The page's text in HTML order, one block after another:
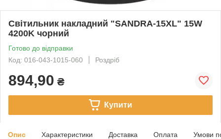
Світильник накладний "SANDRA-15XL" 15W
4200K чорний
Готово до відправки
Код: 016-043-1015-060
Роздріб
894,90 ₴
Купити
Опис Характеристики Доставка Оплата Умови